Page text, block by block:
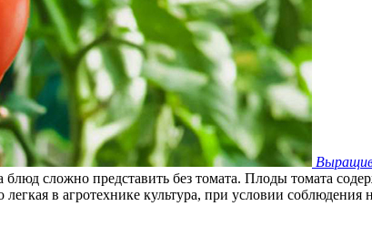
сложно представить без томата. Плоды томата
в агротехнике культура, при условии соблюдения